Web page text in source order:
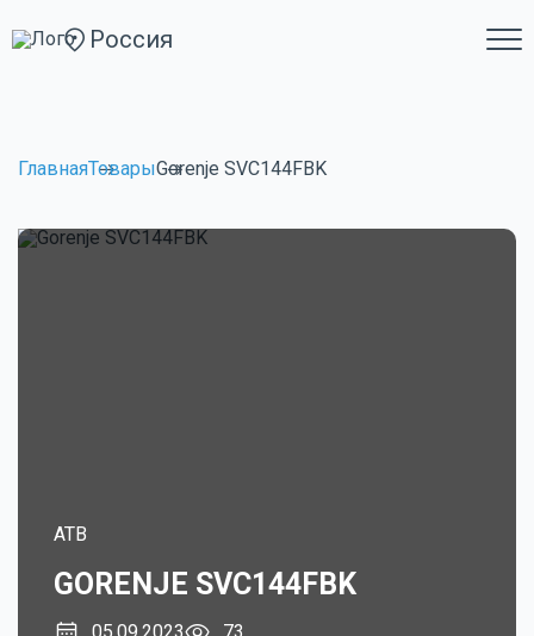
Россия
ГлавнаяТоварыGorenje SVC144FBK
ATB
GORENJE SVC144FBK